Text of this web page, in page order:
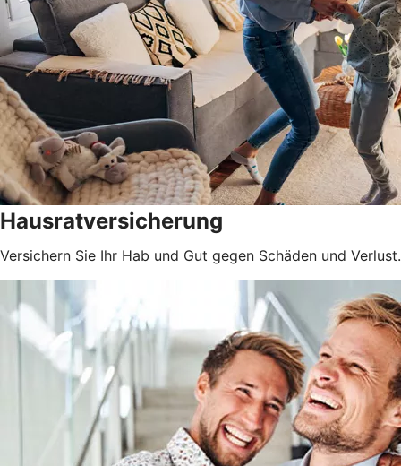
Hausratversicherung
Versichern Sie Ihr Hab und Gut gegen Schäden und Verlust.